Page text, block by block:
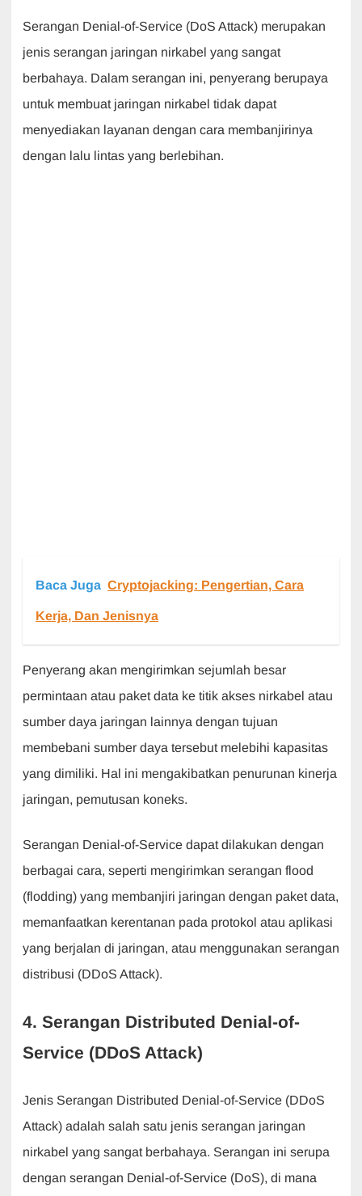
Serangan Denial-of-Service (DoS Attack) merupakan
jenis serangan jaringan nirkabel yang sangat
berbahaya. Dalam serangan ini, penyerang berupaya
untuk membuat jaringan nirkabel tidak dapat
menyediakan layanan dengan cara membanjirinya
dengan lalu lintas yang berlebihan.
Baca Juga Cryptojacking: Pengertian, Cara
Kerja, Dan Jenisnya
Penyerang akan mengirimkan sejumlah besar
permintaan atau paket data ke titik akses nirkabel atau
sumber daya jaringan lainnya dengan tujuan
membebani sumber daya tersebut melebihi kapasitas
yang dimiliki. Hal ini mengakibatkan penurunan kinerja
jaringan, pemutusan koneks.
Serangan Denial-of-Service dapat dilakukan dengan
berbagai cara, seperti mengirimkan serangan flood
(flodding) yang membanjiri jaringan dengan paket data,
memanfaatkan kerentanan pada protokol atau aplikasi
yang berjalan di jaringan, atau menggunakan serangan
distribusi (DDoS Attack).
4. Serangan Distributed Denial-of-
Service (DDoS Attack)
Jenis Serangan Distributed Denial-of-Service (DDoS
Attack) adalah salah satu jenis serangan jaringan
nirkabel yang sangat berbahaya. Serangan ini serupa
dengan serangan Denial-of-Service (DoS), di mana